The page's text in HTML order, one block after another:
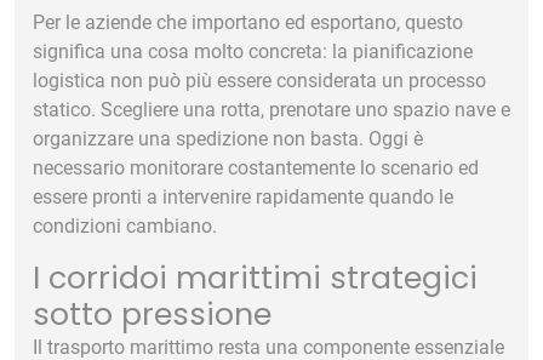
Per le aziende che importano ed esportano, questo
significa una cosa molto concreta: la pianificazione
logistica non può più essere considerata un processo
statico. Scegliere una rotta, prenotare uno spazio nave e
organizzare una spedizione non basta. Oggi è
necessario monitorare costantemente lo scenario ed
essere pronti a intervenire rapidamente quando le
condizioni cambiano.
I corridoi marittimi strategici
sotto pressione
Il trasporto marittimo resta una componente essenziale